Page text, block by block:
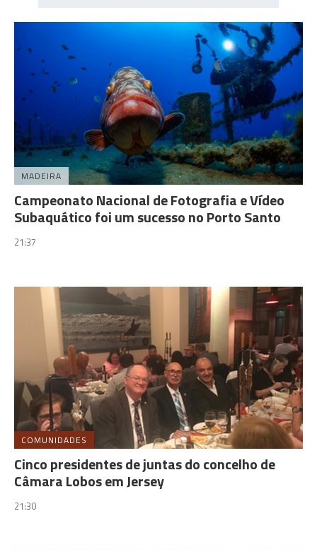
MADEIRA
Campeonato Nacional de Fotografia e Vídeo
Subaquático foi um sucesso no Porto Santo
21:37
COMUNIDADES
Cinco presidentes de juntas do concelho de
Câmara Lobos em Jersey
21:30